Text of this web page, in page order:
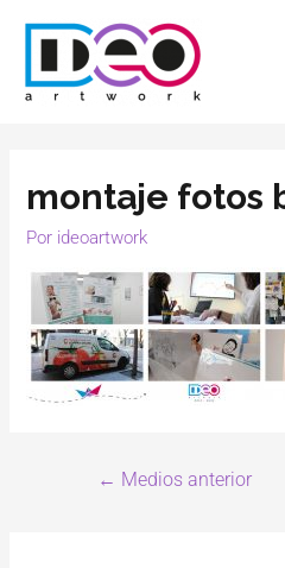
montaje fotos
Por ideoartwork
← Medios anterior